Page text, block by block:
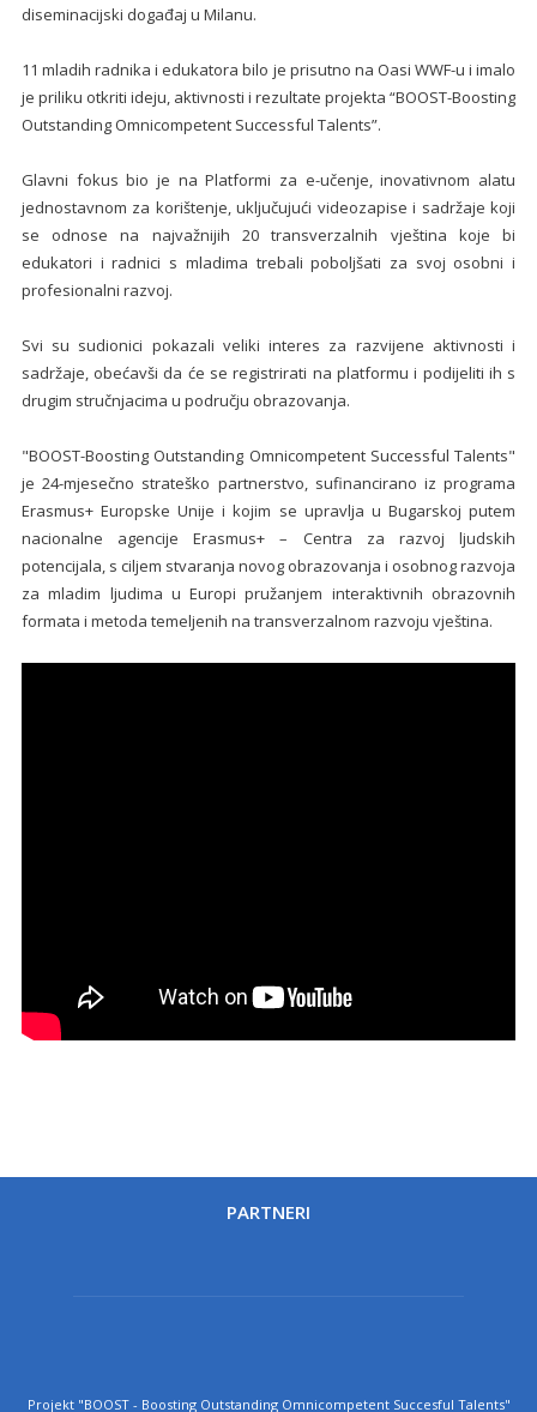
diseminacijski događaj u Milanu.
11 mladih radnika i edukatora bilo je prisutno na Oasi WWF-u i imalo
je priliku otkriti ideju, aktivnosti i rezultate projekta “BOOST-Boosting
Outstanding Omnicompetent Successful Talents”.
Glavni fokus bio je na Platformi za e-učenje, inovativnom alatu
jednostavnom za korištenje, uključujući videozapise i sadržaje koji
se odnose na najvažnijih 20 transverzalnih vještina koje bi
edukatori i radnici s mladima trebali poboljšati za svoj osobni i
profesionalni razvoj.
Svi su sudionici pokazali veliki interes za razvijene aktivnosti i
sadržaje, obećavši da će se registrirati na platformu i podijeliti ih s
drugim stručnjacima u području obrazovanja.
"BOOST-Boosting Outstanding Omnicompetent Successful Talents"
je 24-mjesečno strateško partnerstvo, sufinancirano iz programa
Erasmus+ Europske Unije i kojim se upravlja u Bugarskoj putem
nacionalne agencije Erasmus+ – Centra za razvoj ljudskih
potencijala, s ciljem stvaranja novog obrazovanja i osobnog razvoja
za mladim ljudima u Europi pružanjem interaktivnih obrazovnih
formata i metoda temeljenih na transverzalnom razvoju vještina.
PARTNERI
Projekt "BOOST - Boosting Outstanding Omnicompetent Succesful Talents"